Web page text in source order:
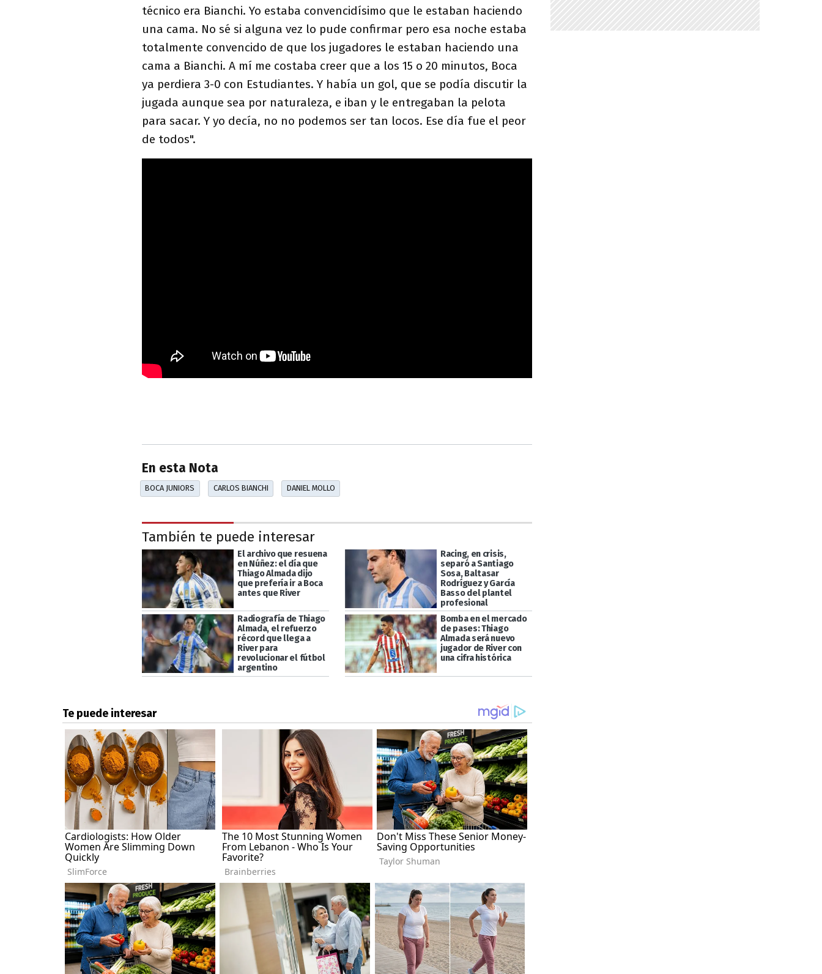
técnico era Bianchi. Yo estaba convencidísimo que le estaban haciendo
una cama. No sé si alguna vez lo pude confirmar pero esa noche estaba
totalmente convencido de que los jugadores le estaban haciendo una
cama a Bianchi. A mí me costaba creer que a los 15 o 20 minutos, Boca
ya perdiera 3-0 con Estudiantes. Y había un gol, que se podía discutir la
jugada aunque sea por naturaleza, e iban y le entregaban la pelota
para sacar. Y yo decía, no no podemos ser tan locos. Ese día fue el peor
de todos".
En esta Nota
BOCA JUNIORS CARLOS BIANCHI DANIEL MOLLO
También te puede interesar
El archivo que resuena
en Núñez: el día que
Thiago Almada dijo
que prefería ir a Boca
antes que River
Racing, en crisis,
separó a Santiago
Sosa, Baltasar
Rodríguez y García
Basso del plantel
profesional
Radiografía de Thiago
Almada, el refuerzo
récord que llega a
River para
revolucionar el fútbol
argentino
Bomba en el mercado
de pases: Thiago
Almada será nuevo
jugador de River con
una cifra histórica